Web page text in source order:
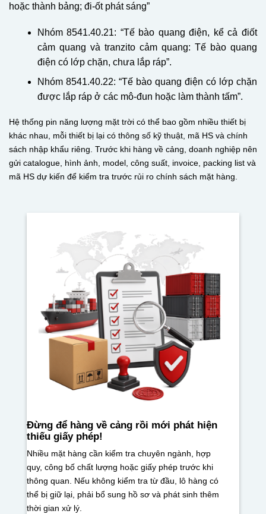
hoặc thành bảng; đi-ốt phát sáng”
Nhóm 8541.40.21: “Tế bào quang điện, kể cả điốt
cảm quang và tranzito cảm quang: Tế bào quang
điện có lớp chặn, chưa lắp ráp”.
Nhóm 8541.40.22: “Tế bào quang điện có lớp chặn
được lắp ráp ở các mô-đun hoặc làm thành tấm”.
Hệ thống pin năng lượng mặt trời có thể bao gồm nhiều thiết bị
khác nhau, mỗi thiết bị lại có thông số kỹ thuật, mã HS và chính
sách nhập khẩu riêng. Trước khi hàng về cảng, doanh nghiệp nên
gửi catalogue, hình ảnh, model, công suất, invoice, packing list và
mã HS dự kiến để kiểm tra trước rủi ro chính sách mặt hàng.
Đừng để hàng về cảng rồi mới phát hiện
thiếu giấy phép!
Nhiều mặt hàng cần kiểm tra chuyên ngành, hợp
quy, công bố chất lượng hoặc giấy phép trước khi
thông quan. Nếu không kiểm tra từ đầu, lô hàng có
thể bị giữ lại, phải bổ sung hồ sơ và phát sinh thêm
thời gian xử lý.